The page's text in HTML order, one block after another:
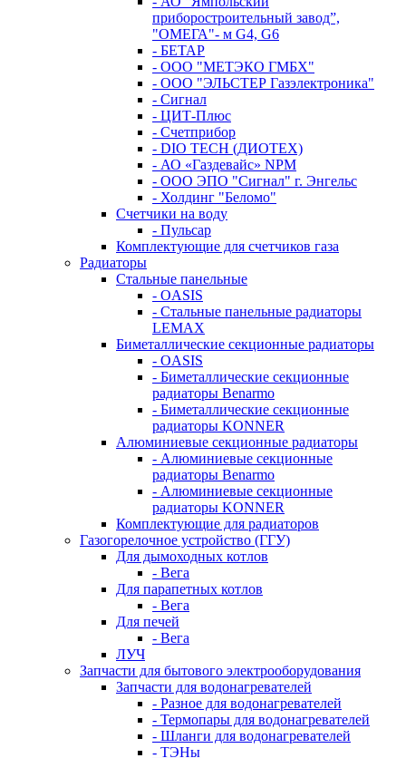
приборостроительный завод”,
"ОМЕГА"- м G4, G6
- БЕТАР
- ООО "МЕТЭКО ГМБХ"
- ООО "ЭЛЬСТЕР Газэлектроника"
- Сигнал
- ЦИТ-Плюс
- Счетприбор
- DIO TECH (ДИОТЕХ)
- АО «Газдевайс» NPM
- ООО ЭПО "Сигнал" г. Энгельс
- Холдинг "Беломо"
Счетчики на воду
- Пульсар
Комплектующие для счетчиков газа
Радиаторы
Стальные панельные
- OASIS
- Стальные панельные радиаторы
LEMAX
Биметаллические секционные радиаторы
- OASIS
- Биметаллические секционные
радиаторы Benarmo
- Биметаллические секционные
радиаторы KONNER
Алюминиевые секционные радиаторы
- Алюминиевые секционные
радиаторы Benarmo
- Алюминиевые секционные
радиаторы KONNER
Комплектующие для радиаторов
Газогорелочное устройство (ГГУ)
Для дымоходных котлов
- Вега
Для парапетных котлов
- Вега
Для печей
- Вега
ЛУЧ
Запчасти для бытового электрооборудования
Запчасти для водонагревателей
- Разное для водонагревателей
- Термопары для водонагревателей
- Шланги для водонагревателей
- ТЭНы